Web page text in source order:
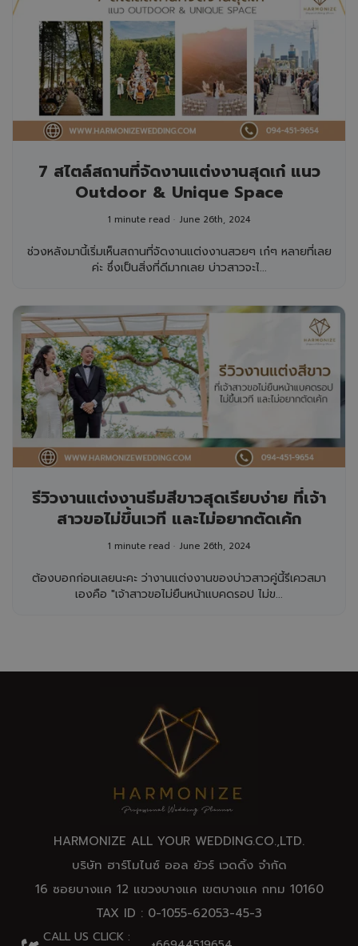
7 สไตล์สถานที่จัดงานแต่งงานสุดเก๋ แนว
Outdoor & Unique Space
1 minute read June 26th, 2024
ช่วงหลังมานี้เริ่มเห็นสถานที่จัดงานแต่งงานสวยๆ เก๋ๆ หลายที่เลย
ค่ะ ซึ่งเป็นสิ่งที่ดีมากเลย บ่าวสาวจะไ...
รีวิวงานแต่งงานธีมสีขาวสุดเรียบง่าย ที่เจ้า
สาวขอไม่ขึ้นเวที และไม่อยากตัดเค้ก
1 minute read June 26th, 2024
ต้องบอกก่อนเลยนะคะ ว่างานแต่งงานของบ่าวสาวคู่นี้รีเควสมา
เองคือ "เจ้าสาวขอไม่ยืนหน้าแบคดรอป ไม่ข...
HARMONIZE ALL YOUR WEDDING.CO.,LTD.
บริษัท ฮาร์โมไนซ์ ออล ยัวร์ เวดดิ้ง จำกัด
16 ซอยบางแค 12 แขวงบางแค เขตบางแค กทม 10160
TAX ID : 0-1055-62053-45-3
CALL US CLICK :